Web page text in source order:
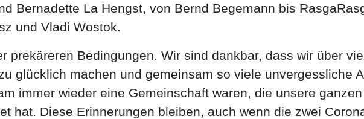
Bernadette La Hengst, von Bernd Begemann bis
und Vladi Wostok.
prekäreren Bedingungen. Wir sind dankbar, dass wir über
glücklich machen und gemeinsam so viele unvergessliche
immer wieder eine Gemeinschaft waren, die unsere
hat. Diese Erinnerungen bleiben, auch wenn die zwei